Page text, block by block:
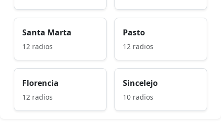
Santa Marta
12 radios
Pasto
12 radios
Florencia
12 radios
Sincelejo
10 radios